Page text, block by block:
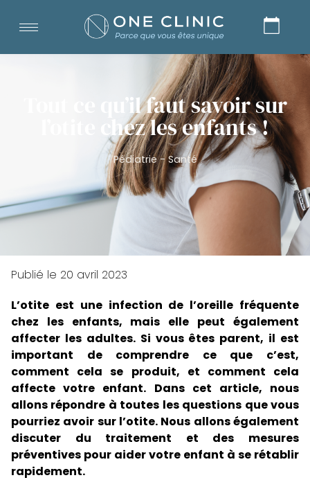
Tout ce qu’il faut savoir sur
l’otite chez les enfants !
Pédiatrie-Santé
Publié le 20 avril 2023
L’otite est une infection de l’oreille fréquente
chez les enfants, mais elle peut également
affecter les adultes. Si vous êtes parent, il est
important de comprendre ce que c’est,
comment cela se produit, et comment cela
affecte votre enfant. Dans cet article, nous
allons répondre à toutes les questions que vous
pourriez avoir sur l’otite. Nous allons également
discuter du traitement et des mesures
préventives pour aider votre enfant à se rétablir
rapidement.